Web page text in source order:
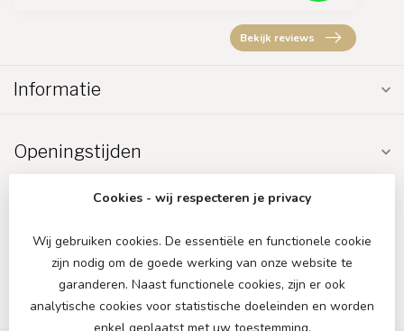
Bekijk reviews
Informatie
Openingstijden
Cookies - wij respecteren je privacy
Wij gebruiken cookies. De essentiële en functionele cookie
zijn nodig om de goede werking van onze website te
garanderen. Naast functionele cookies, zijn er ook
analytische cookies voor statistische doeleinden en worden